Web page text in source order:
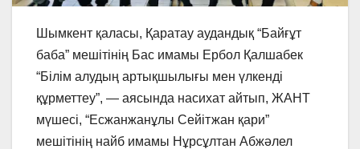
Шымкент қаласы, Қаратау аудандық “Байғұт
баба” мешітінің Бас имамы Ербол Қалшабек
“Білім алудың артықшылығы мен үлкенді
құрметтеу”, — аясында насихат айтып, ЖАНТ
мүшесі, “Есжанжанұлы Сейітжан қари”
мешітінің найб имамы Нұрсұлтан Абжәлел